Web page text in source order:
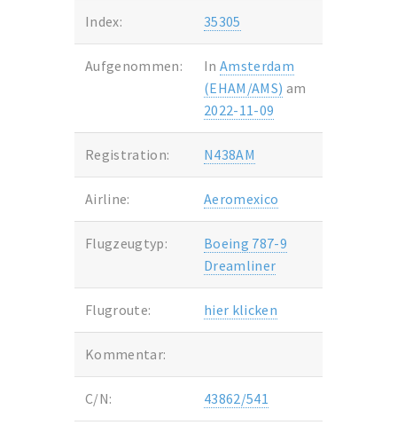
Index:
35305
Aufgenommen: In Amsterdam
(EHAM/AMS) am
2022-11-09
Registration: N438AM
Airline: Aeromexico
Flugzeugtyp:
Boeing 787-9
Dreamliner
Flugroute: hier klicken
Kommentar:
C/N: 43862/541